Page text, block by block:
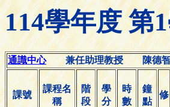
114學年度
通識中心兼任助理教授 陳德
課號
課程名
稱
階
段
學
分
時
數
鐘
點
修